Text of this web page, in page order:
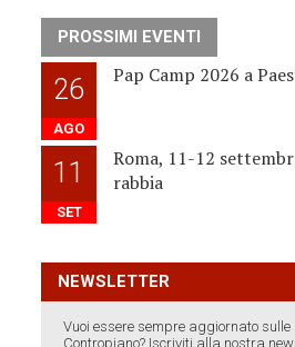
PROSSIMI EVENTI
26
AGO
Pap Camp 2026 a
11
SET
Roma, 11-12
rabbia
NEWSLETTER
Vuoi essere sempre aggiornato sulle
Contropiano? Iscriviti alla nostra